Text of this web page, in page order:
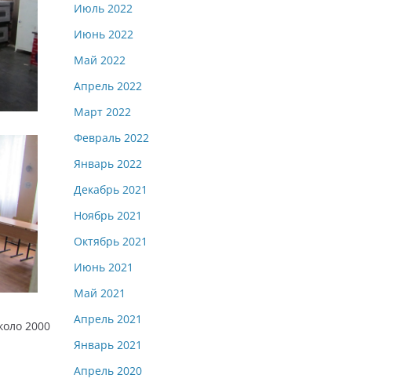
2000
Июль 2022
Июнь 2022
Май 2022
Апрель 2022
Март 2022
Февраль 2022
Январь 2022
Декабрь 2021
Ноябрь 2021
Октябрь 2021
Июнь 2021
Май 2021
Апрель 2021
Январь 2021
Апрель 2020